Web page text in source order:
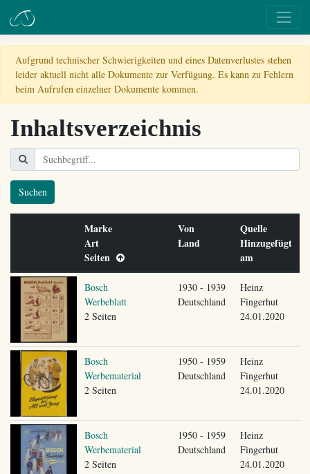
Aufgrund technischer Schwierigkeiten und eines Datenverlustes stehen
leider aktuell nicht alle Dokumente zur Verfügung. Es kann zu Fehlern
beim Aufrufen einzelner Dokumente kommen.
Inhaltsverzeichnis
Suchen
Marke
Art
Seiten
Von
Land
Quelle
Hinzugefügt
am
Bosch
Werbeblatt
2 Seiten
1930 - 1939
Deutschland
Heinz
Fingerhut
24.01.2020
Bosch
Werbematerial
2 Seiten
1950 - 1959
Deutschland
Heinz
Fingerhut
24.01.2020
Bosch
Werbematerial
2 Seiten
1950 - 1959
Deutschland
Heinz
Fingerhut
24.01.2020